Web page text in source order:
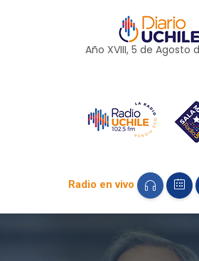
Año XVIII, 5 de Agosto
Radio en vivo